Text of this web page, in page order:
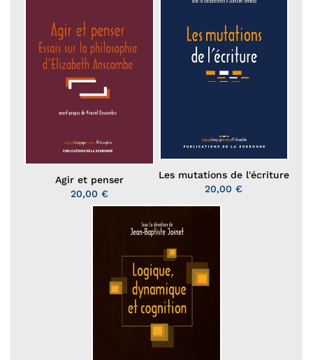
Agir et penser
20,00 €
Les mutations de l'écriture
20,00 €